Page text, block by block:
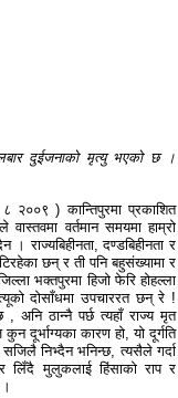
दुईजनाको मृत्यु भएको छ ।
) कान्तिपुरमा प्रकाशित
वर्तमान समयमा हाम्रो
राज्यबिहीनता, दण्डबिहीनता र
छन् र ती पनि बहुसंख्यामा र
भक्तपुरमा हिजो फेरि होहल्ला
दोसाँधमा उपचाररत छन् रे !
अनि ठान्नै पर्छ त्यहाँ राज्य मृत
कारण हो, यो दूर्गति
निभ्दैन भनिन्छ, त्यसैले गर्दा
लिँदै मुलुकलाई हिंसाको राप र